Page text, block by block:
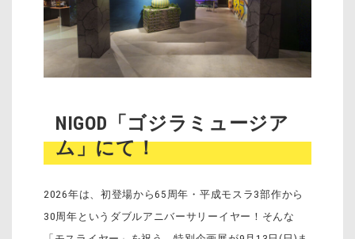
NIGOD「ゴジラミュージア
ム」にて！
2026年は、初登場から65周年・平成モスラ3部作から
30周年というダブルアニバーサリーイヤー！そんな